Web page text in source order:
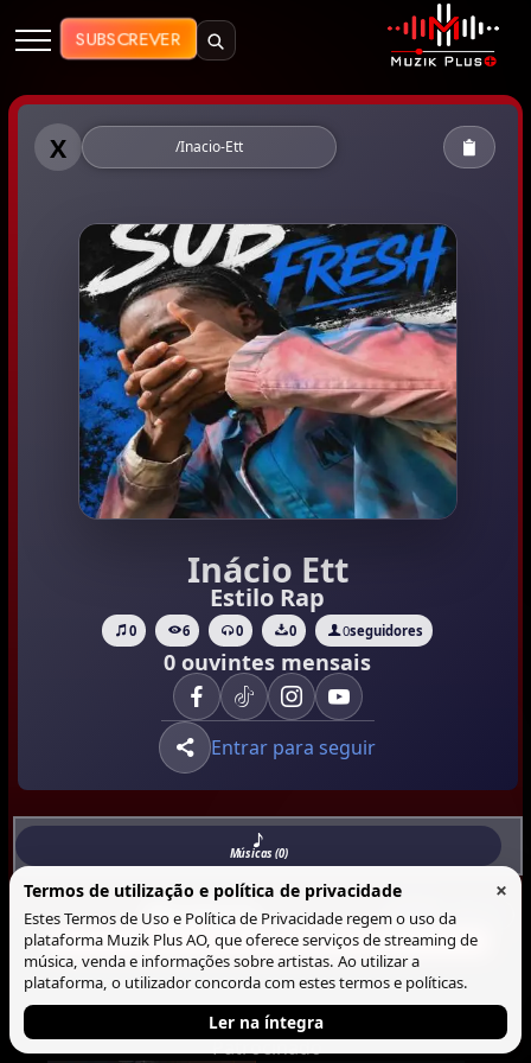
Muzik Plus AO - Streaming de
SUBSCREVER
Muzik Plus AO - Inácio Ett
X /Inacio-Ett
Inácio Ett
Estilo Rap
0 6 0 0 0seguidores
0 ouvintes mensais
Entrar para seguir
Músicas (0)
Musicas Lista
Blocos
Não há Musica neste perfil.
Patrocinado
Termos de utilização e política de privacidade ×
Estes Termos de Uso e Política de Privacidade regem o uso da
plataforma Muzik Plus AO, que oferece serviços de streaming de
música, venda e informações sobre artistas. Ao utilizar a
plataforma, o utilizador concorda com estes termos e políticas.
Ler na íntegra